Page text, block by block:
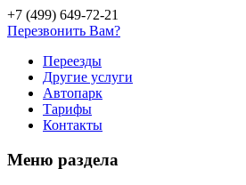
+7 (499) 649-72-21
Перезвонить Вам?
Переезды
Другие услуги
Автопарк
Тарифы
Контакты
Меню раздела